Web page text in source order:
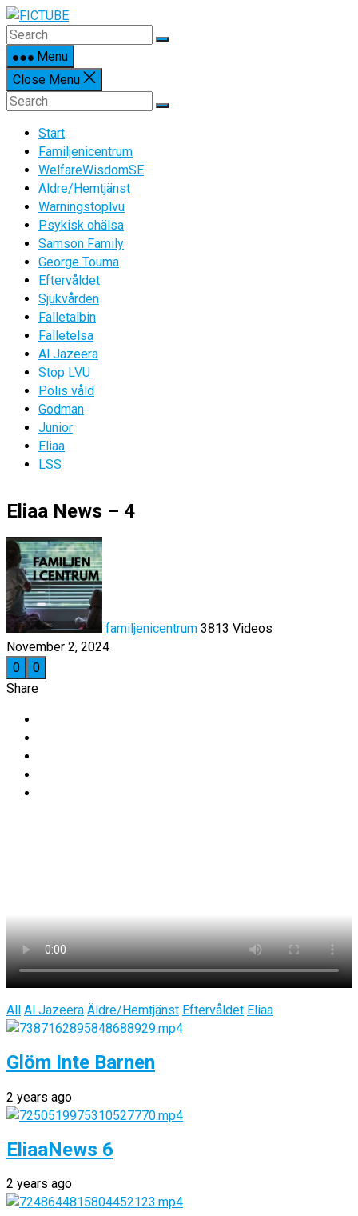
Skip
to
contentMenu
Close Menu
Start
Familjenicentrum
WelfareWisdomSE
Äldre/Hemtjänst
Warningstoplvu
Psykisk ohälsa
Samson Family
George Touma
Eftervåldet
Sjukvården
Falletalbin
Falletelsa
Al Jazeera
Stop LVU
Polis våld
Godman
Junior
Eliaa
LSS
Eliaa News – 4
familjenicentrum 3813 Videos
November 2, 2024
0
0
Share
All Al Jazeera Äldre/Hemtjänst Eftervåldet Eliaa
Glöm Inte Barnen
2 years ago
EliaaNews 6
2 years ago